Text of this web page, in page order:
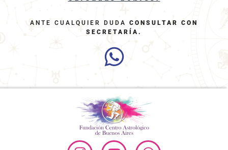
ANTE CUALQUIER DUDA CONSULTAR CON
SECRETARÍA .